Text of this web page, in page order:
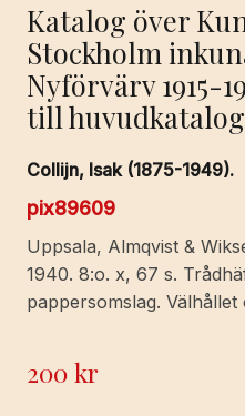
Katalog över
Stockholm
Nyförvärv 1915-
till
Collijn, Isak (1875-1949).
pix89609
Uppsala, Almqvist &
1940. 8:o. x, 67 s.
pappersomslag.
200kr